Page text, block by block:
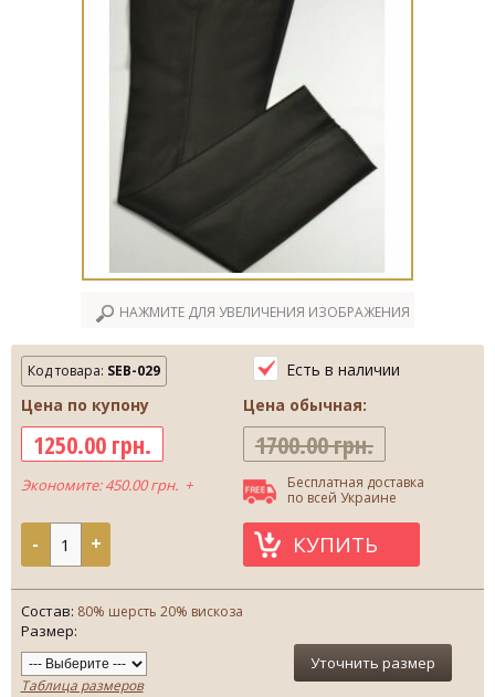
НАЖМИТЕ ДЛЯ УВЕЛИЧЕНИЯ ИЗОБРАЖЕНИЯ
Код товара: SEB-029
Есть в наличии
Цена по купону
1250.00 грн.
Экономите: 450.00 грн. +
Цена обычная:
1700.00 грн.
Бесплатная доставка
по всей Украине
- + КУПИТЬ
Состав: 80% шерсть 20% вискоза
Размер:
Таблица размеров
Уточнить размер